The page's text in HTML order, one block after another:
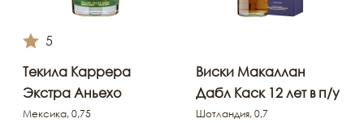
5
Текила Каррера
Экстра Аньехо
Мексика, 0,75
Виски Макаллан
Дабл Каск 12 лет в п/у
Шотландия, 0,7